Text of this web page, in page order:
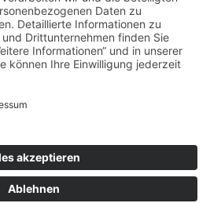
Universität Linz | Alle Rechte
vorbehalten